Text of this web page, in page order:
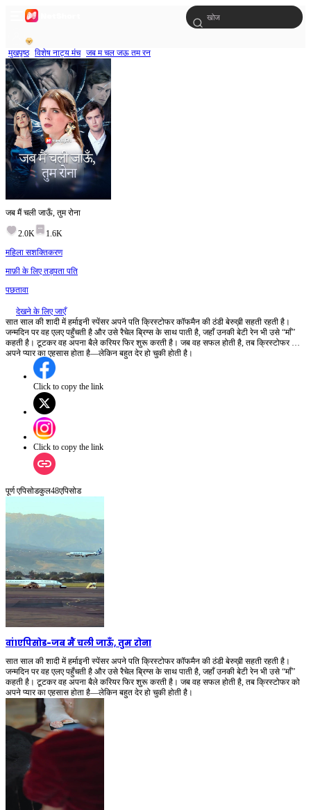
मुखपृष्ठ विशेष नाट्य मंच जब म चल जऊ तम रन
जब मैं चली जाऊँ, तुम रोना
2.0K
1.6K
महिला सशक्तिकरण
माफ़ी के लिए तड़पता पति
पछतावा
देखने के लिए जाएँ
सात साल की शादी में हर्माइनी स्पेंसर अपने पति क्रिस्टोफर कॉफमैन की ठंडी बेरुख़ी सहती रहती है।
जन्मदिन पर वह एलए पहुँचती है और उसे रैचेल ब्रिग्स के साथ पाती है, जहाँ उनकी बेटी रेन भी उसे “माँ”
कहती है। टूटकर वह अपना बैले करियर फिर शुरू करती है। जब वह सफल होती है, तब क्रिस्टोफर को
अपने प्यार का एहसास होता है—लेकिन बहुत देर हो चुकी होती है।
Click to copy the link
Click to copy the link
पूर्ण एपिसोडकुल48एपिसोड
वां1एपिसोड-जब मैं चली जाऊँ, तुम रोना
सात साल की शादी में हर्माइनी स्पेंसर अपने पति क्रिस्टोफर कॉफमैन की ठंडी बेरुख़ी सहती रहती है।
जन्मदिन पर वह एलए पहुँचती है और उसे रैचेल ब्रिग्स के साथ पाती है, जहाँ उनकी बेटी रेन भी उसे “माँ”
कहती है। टूटकर वह अपना बैले करियर फिर शुरू करती है। जब वह सफल होती है, तब क्रिस्टोफर को
अपने प्यार का एहसास होता है—लेकिन बहुत देर हो चुकी होती है।